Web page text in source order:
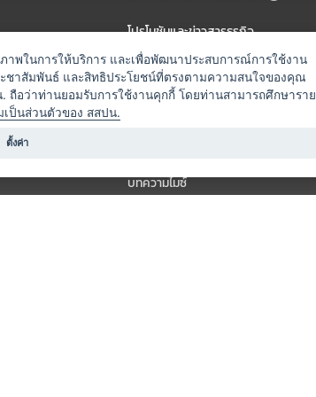
โปรโมชันและข่าวสารธุรกิจ
แพ็กเกจ
แคมเปญ
บทความไมซ์
าพในการให้บริการ และเพื่อพัฒนาประสบการณ์การใช้งาน
ชาสัมพันธ์ และสิทธิประโยชน์ที่ตรงตามความสนใจของคุณ
อว่าท่านยอมรับการใช้งานคุกกี้ โดยท่านสามารถศึกษาราย
ป็นส่วนตัวของ สสปน.
ตั้งค่า